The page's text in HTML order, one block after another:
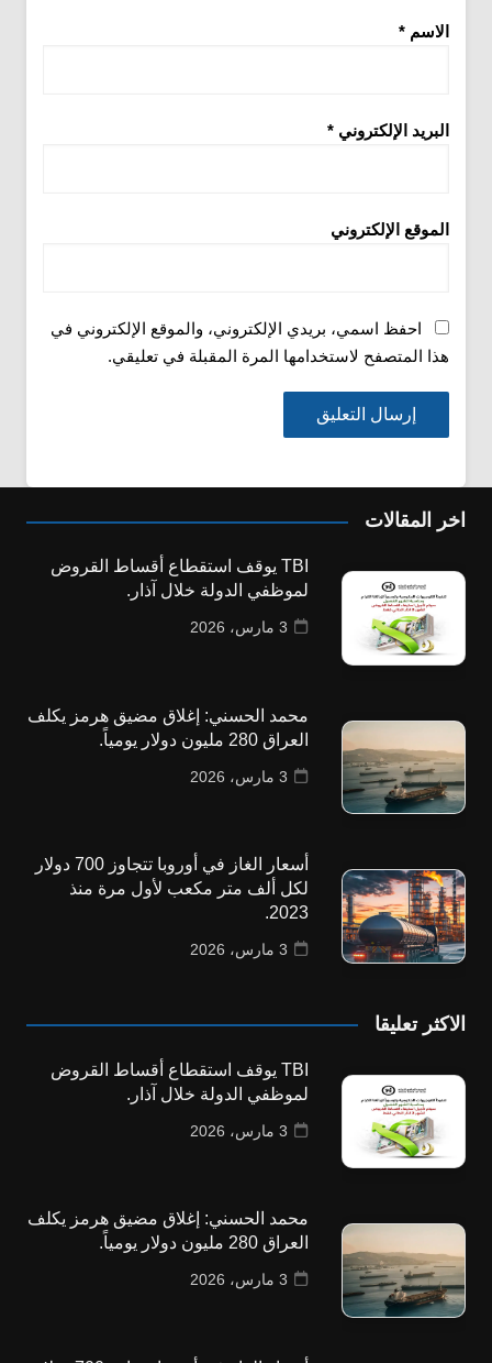
الاسم *
البريد الإلكتروني *
الموقع الإلكتروني
احفظ اسمي، بريدي الإلكتروني، والموقع الإلكتروني في
هذا المتصفح لاستخدامها المرة المقبلة في تعليقي.
اخر المقالات
TBI يوقف استقطاع أقساط القروض
لموظفي الدولة خلال آذار.
3 مارس، 2026
محمد الحسني: إغلاق مضيق هرمز يكلف
العراق 280 مليون دولار يومياً.
3 مارس، 2026
أسعار الغاز في أوروبا تتجاوز 700 دولار
لكل ألف متر مكعب لأول مرة منذ
2023.
3 مارس، 2026
الاكثر تعليقا
TBI يوقف استقطاع أقساط القروض
لموظفي الدولة خلال آذار.
3 مارس، 2026
محمد الحسني: إغلاق مضيق هرمز يكلف
العراق 280 مليون دولار يومياً.
3 مارس، 2026